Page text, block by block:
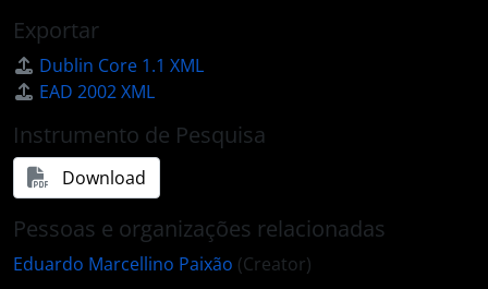
Exportar
Dublin Core 1.1 XML
EAD 2002 XML
Instrumento de Pesquisa
Download
Pessoas e organizações relacionadas
Eduardo Marcellino Paixão (Creator)